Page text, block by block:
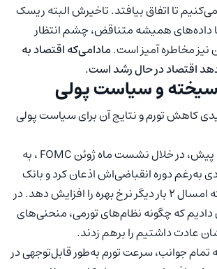
تا اتفاق بیافتد. تاخیرش البته ریسک
با داده‌های همیشه متناقض، چشم انتظار
مخاطره آمیز است.مادامی‌که اقتصاد به
اقتصاد در حال رشد است.
و سیاست پولی
کاهش تورم و نتایج آن برای سیاست پولی
فدرال رزرو دو هفته پیش، در خلال نشست ماه ژوئن FOMC ، به
به‌رغم دوره انقباضی‌اش اذعان کرد و بانک
مرکزی را ملزم کرد که امسال ۲ بار دیگر نرخ بهره را افزایش دهد. در
که چگونه نظام‌های تورمی، منحنی‌های
عادت داشتیم را برهم زدند.
تمام جوانب، سرعت تورم به‌طور قابل‌توجهی در